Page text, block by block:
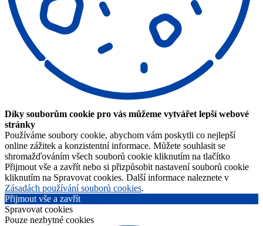
Díky souborům cookie pro vás můžeme vytvářet lepší webové
stránky
Používáme soubory cookie, abychom vám poskytli co nejlepší
online zážitek a konzistentní informace. Můžete souhlasit se
shromažďováním všech souborů cookie kliknutím na tlačítko
Přijmout vše a zavřít nebo si přizpůsobit nastavení souborů cookie
kliknutím na Spravovat cookies. Další informace naleznete v
Zásadách používání souborů cookies.
Přijmout vše a zavřít
Spravovat cookies
Pouze nezbytné cookies